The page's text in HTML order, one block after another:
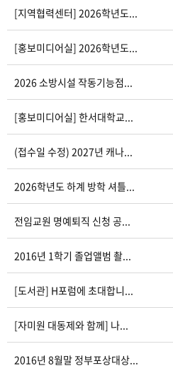
[지역협력센터] 2026학년도...
[홍보미디어실] 2026학년도...
2026 소방시설 작동기능점...
[홍보미디어실] 한서대학교...
(접수일 수정) 2027년 캐나...
2026학년도 하계 방학 셔틀...
전임교원 명예퇴직 신청 공...
2016년 1학기 졸업앨범 촬...
[도서관] H포럼에 초대합니...
[자미원 대동제와 함께] 나...
2016년 8월말 정부포상대상...